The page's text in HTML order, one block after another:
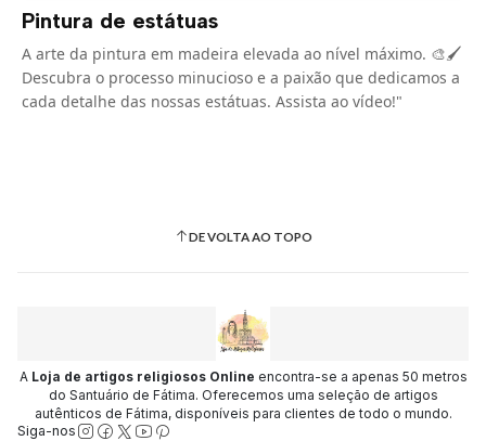
Pintura de estátuas
A arte da pintura em madeira elevada ao nível máximo. 🎨🖌️
Descubra o processo minucioso e a paixão que dedicamos a
cada detalhe das nossas estátuas. Assista ao vídeo!"
DE VOLTA AO TOPO
A Loja de artigos religiosos Online encontra-se a apenas 50 metros
do Santuário de Fátima. Oferecemos uma seleção de artigos
autênticos de Fátima, disponíveis para clientes de todo o mundo.
Siga-nos